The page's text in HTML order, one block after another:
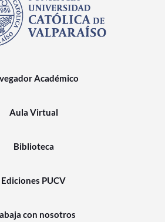
Académico
Aula Virtual
Biblioteca
Ediciones PUCV
con nosotros